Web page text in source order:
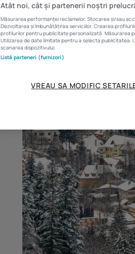
Scurt ghid pentru investițiile
Atât noi, cât și partenerii noștri
Măsurarea performanței reclamelor. Stocarea și/sau
Dezvoltarea și îmbunătățirea serviciilor. Crearea
profilurilor pentru publicitate personalizată. Măsurarea
Utilizarea de date limitate pentru a selecta
scanarea dispozitivului.
Listă parteneri (furnizori)
VREAU SA MODIFIC